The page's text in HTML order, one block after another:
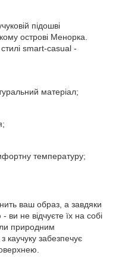
підошві
острові Менорка.
smart-casual -
матеріал;
температуру;
ваш образ, а завдяки
ви не відчуєте їх на собі
природним
каучуку забезпечує